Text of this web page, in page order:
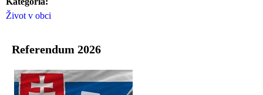
Život v obci
Referendum 2026